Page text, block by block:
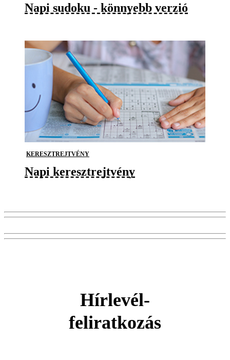
Napi sudoku - könnyebb verzió
KERESZTREJTVÉNY
Napi keresztrejtvény
Hírlevél-
feliratkozás